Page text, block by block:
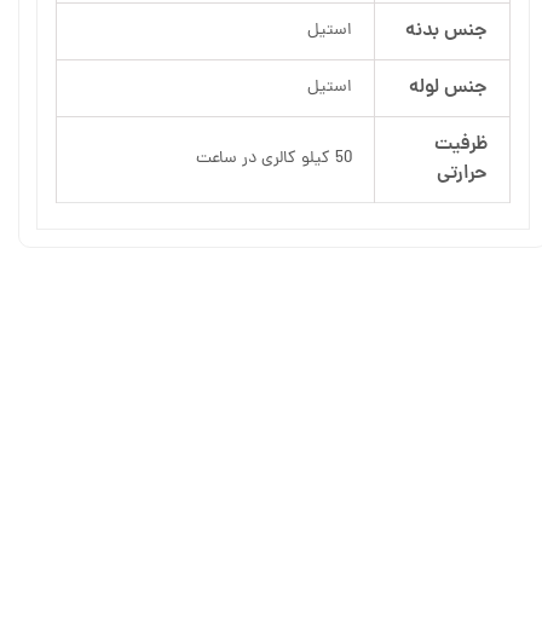
جنس بدنه استیل
جنس لوله استیل
ظرفیت
حرارتی
50 کیلو کالری در ساعت